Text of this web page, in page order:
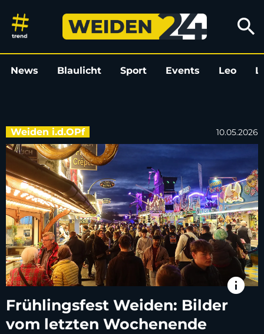
Frühlingsfest Weiden: Bilder
search
News Blaulicht Sport Events Leo
Weiden i.d.OPf 10.05.2026
info
Frühlingsfest Weiden: Bilder
vom letzten Wochenende